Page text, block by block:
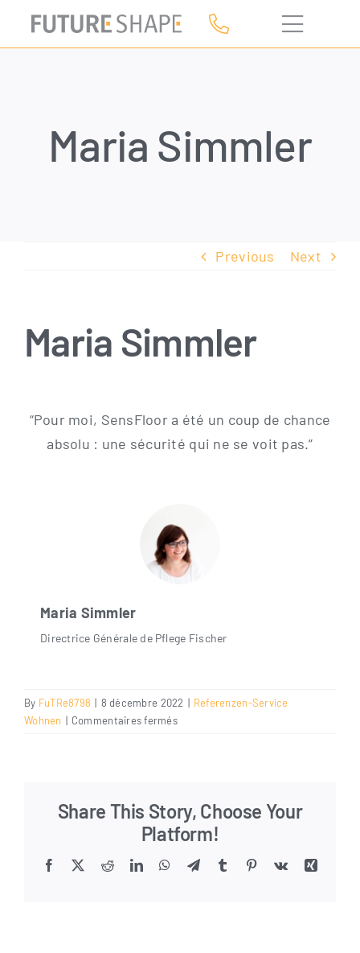
Maria Simmler
Previous Next
Maria Simmler
“Pour moi, Sen­s­Flo­or a été un coup de chan­ce
abso­lu : une sécu­ri­té qui ne se voit pas.”
Maria Simm­ler
Direc­tri­ce Géné­ra­le de Pfle­ge Fischer
By FuTRe8798 | 8 décembre 2022 | Referenzen-Service
Wohnen | Commentaires ferméssur
Share This Story, Choose Your
Platform!
Facebook RedditLinkedInWhatsApp
TelegramTumblr Pinterest
Vk
Xing